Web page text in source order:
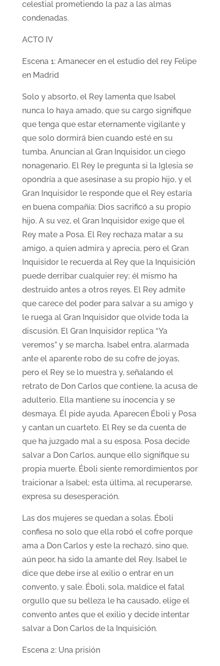
celestial prometiendo la paz a las almas
condenadas.
ACTO IV
Escena 1: Amanecer en el estudio del rey Felipe
en Madrid
Solo y absorto, el Rey lamenta que Isabel
nunca lo haya amado, que su cargo signifique
que tenga que estar eternamente vigilante y
que solo dormirá bien cuando esté en su
tumba. Anuncian al Gran Inquisidor, un ciego
nonagenario. El Rey le pregunta si la Iglesia se
opondría a que asesinase a su propio hijo, y el
Gran Inquisidor le responde que el Rey estaría
en buena compañía: Dios sacrificó a su propio
hijo. A su vez, el Gran Inquisidor exige que el
Rey mate a Posa. El Rey rechaza matar a su
amigo, a quien admira y aprecia, pero el Gran
Inquisidor le recuerda al Rey que la Inquisición
puede derribar cualquier rey; él mismo ha
destruido antes a otros reyes. El Rey admite
que carece del poder para salvar a su amigo y
le ruega al Gran Inquisidor que olvide toda la
discusión. El Gran Inquisidor replica “Ya
veremos” y se marcha. Isabel entra, alarmada
ante el aparente robo de su cofre de joyas,
pero el Rey se lo muestra y, señalando el
retrato de Don Carlos que contiene, la acusa de
adulterio. Ella mantiene su inocencia y se
desmaya. Él pide ayuda. Aparecen Éboli y Posa
y cantan un cuarteto. El Rey se da cuenta de
que ha juzgado mal a su esposa. Posa decide
salvar a Don Carlos, aunque ello signifique su
propia muerte. Éboli siente remordimientos por
traicionar a Isabel; esta última, al recuperarse,
expresa su desesperación.
Las dos mujeres se quedan a solas. Éboli
confiesa no solo que ella robó el cofre porque
ama a Don Carlos y este la rechazó, sino que,
aún peor, ha sido la amante del Rey. Isabel le
dice que debe irse al exilio o entrar en un
convento, y sale. Éboli, sola, maldice el fatal
orgullo que su belleza le ha causado, elige el
convento antes que el exilio y decide intentar
salvar a Don Carlos de la Inquisición.
Escena 2: Una prisión